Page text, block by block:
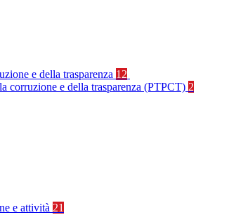
e della trasparenza 12
corruzione e della trasparenza (PTPCT) 2
e attività 21